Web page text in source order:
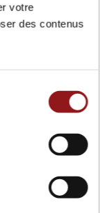
votre
des contenus